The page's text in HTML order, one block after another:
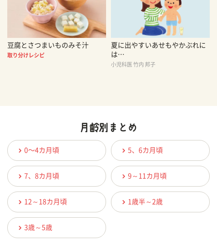
豆腐とさつまいものみそ汁
取り分けレシピ
夏に出やすいあせもやかぶれに
は…
小児科医 竹内 邦子
0〜4カ月頃 5、6カ月頃
7、8カ月頃 9～11カ月頃
12～18カ月頃 1歳半～2歳
3歳～5歳